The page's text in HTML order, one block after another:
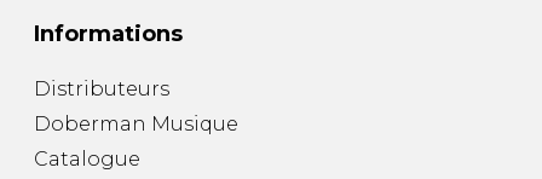
Informations
Distributeurs
Doberman Musique
Catalogue